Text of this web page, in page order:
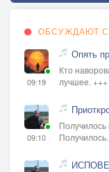
ОБСУЖДАЮТ
09:19
Опять
Кто
лучшее.
09:10
Получилось